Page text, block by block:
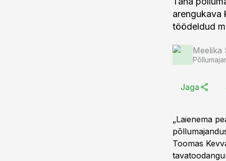
arengukava
töödeldud
Meelika
Jaga
„Laienema
Toomas